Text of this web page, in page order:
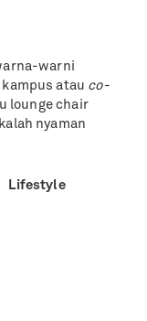
warni
atau co-
lounge chair
nyaman
Lifestyle